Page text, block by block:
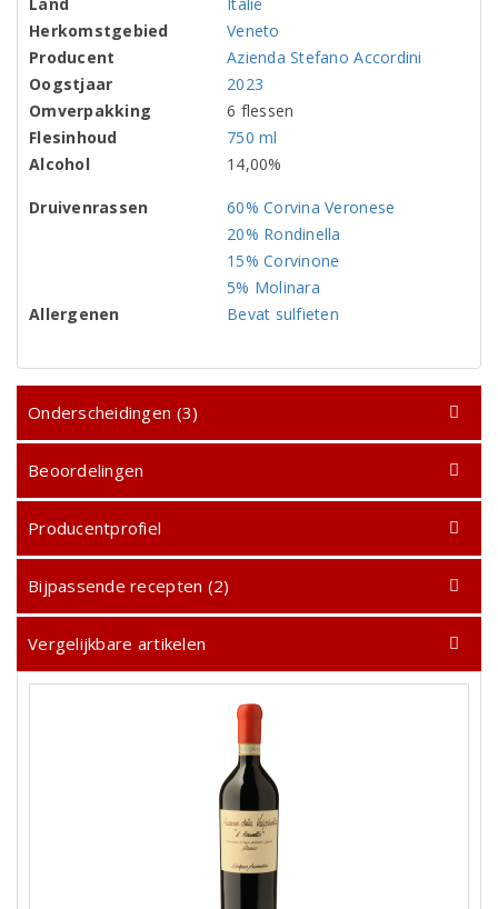
Herkomstgebied
Veneto
Producent
Azienda Stefano Accordini
Oogstjaar
2023
Omverpakking
6 flessen
Flesinhoud
750 ml
Alcohol
14,00%
Druivenrassen
60% Corvina Veronese
20% Rondinella
15% Corvinone
5% Molinara
Allergenen
Bevat sulfieten
Onderscheidingen (3)
Beoordelingen
Producentprofiel
Bijpassende recepten (2)
Vergelijkbare artikelen